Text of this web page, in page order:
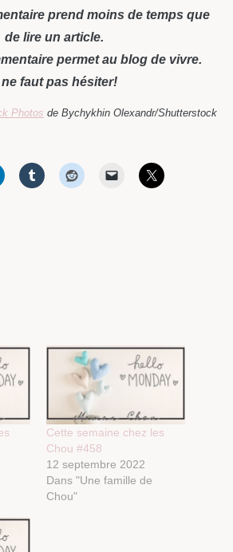
prend moins de temps que
de lire un article.
permet au blog de vivre.
ne faut pas hésiter!
Photos de Bychykhin Olexandr/Shutterstock
Cette semaine chez les
Chou #458
12 septembre 2022
Dans "Une famille de
Chou"